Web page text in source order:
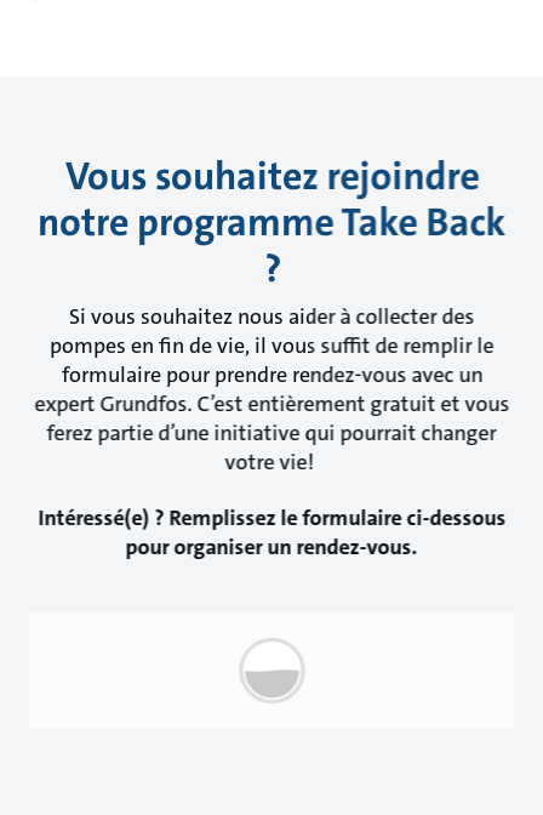
Vous souhaitez rejoindre
notre programme Take Back
?
Si vous souhaitez nous aider à collecter des
pompes en fin de vie, il vous suffit de remplir le
formulaire pour prendre rendez-vous avec un
expert Grundfos. C’est entièrement gratuit et vous
ferez partie d’une initiative qui pourrait changer
votre vie!
Intéressé(e) ? Remplissez le formulaire ci-dessous
pour organiser un rendez-vous.